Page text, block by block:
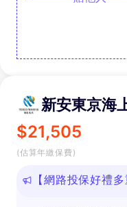
新安東京海
$21,505
(估算年繳保費)
【網路投保好禮